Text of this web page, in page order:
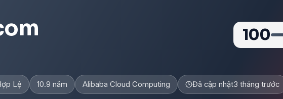
100
Lệ 10.9 năm Alibaba Cloud Computing Đã cập nhật3 tháng trước